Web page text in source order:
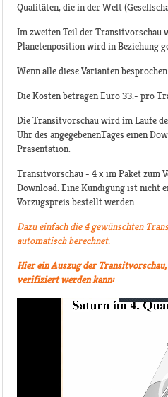
Qualitäten, die in der Welt
Im zweiten Teil der Transitvorschau
Planetenposition wird in Beziehung
Wenn alle diese Varianten
Die Kosten betragen Euro 33.- pro
Die Transitvorschau wird im Laufe
Uhr des angegebenenTages einen
Präsentation.
Transitvorschau - 4 x im Paket zum
Download. Eine Kündigung ist nicht
Vorzugspreis bestellt werden.
Dazu einfach die 4 gewünschten
automatisch berechnet.
Hier ein Auszug der
verifiziert werden kann: